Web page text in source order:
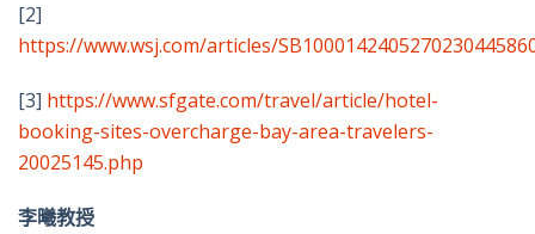
[2]
https://www.wsj.com/articles/
[3] https://www.sfgate.com/travel/article/hotel-
booking-sites-overcharge-bay-area-travelers-
20025145.php
李曦教授